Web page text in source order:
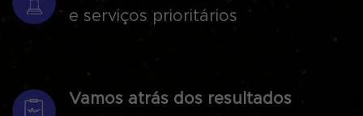
e serviços prioritários
Vamos atrás dos resultados